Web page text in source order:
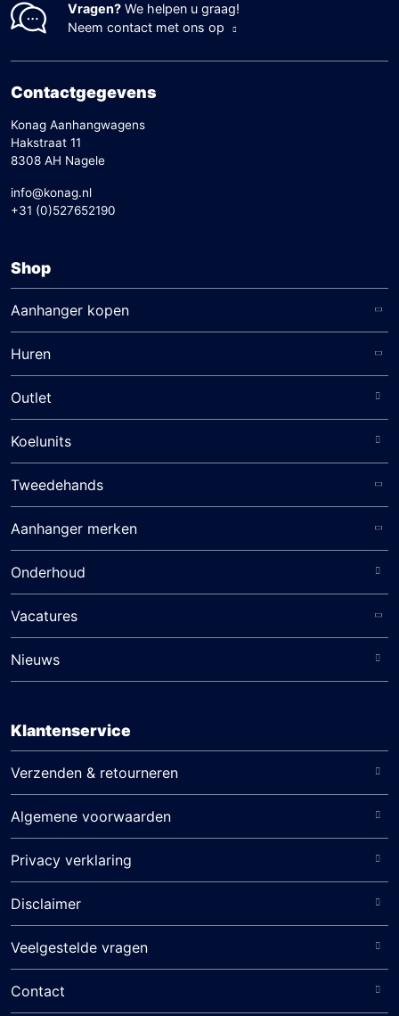
Vragen? We helpen u graag!
Neem contact met ons op
Contactgegevens
Konag Aanhangwagens
Hakstraat 11
8308 AH Nagele
info@konag.nl
+31 (0)527652190
Shop
Aanhanger kopen
Huren
Outlet
Koelunits
Tweedehands
Aanhanger merken
Onderhoud
Vacatures
Nieuws
Klantenservice
Verzenden & retourneren
Algemene voorwaarden
Privacy verklaring
Disclaimer
Veelgestelde vragen
Contact